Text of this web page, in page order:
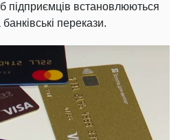
підприємців встановлюються
банківські перекази.